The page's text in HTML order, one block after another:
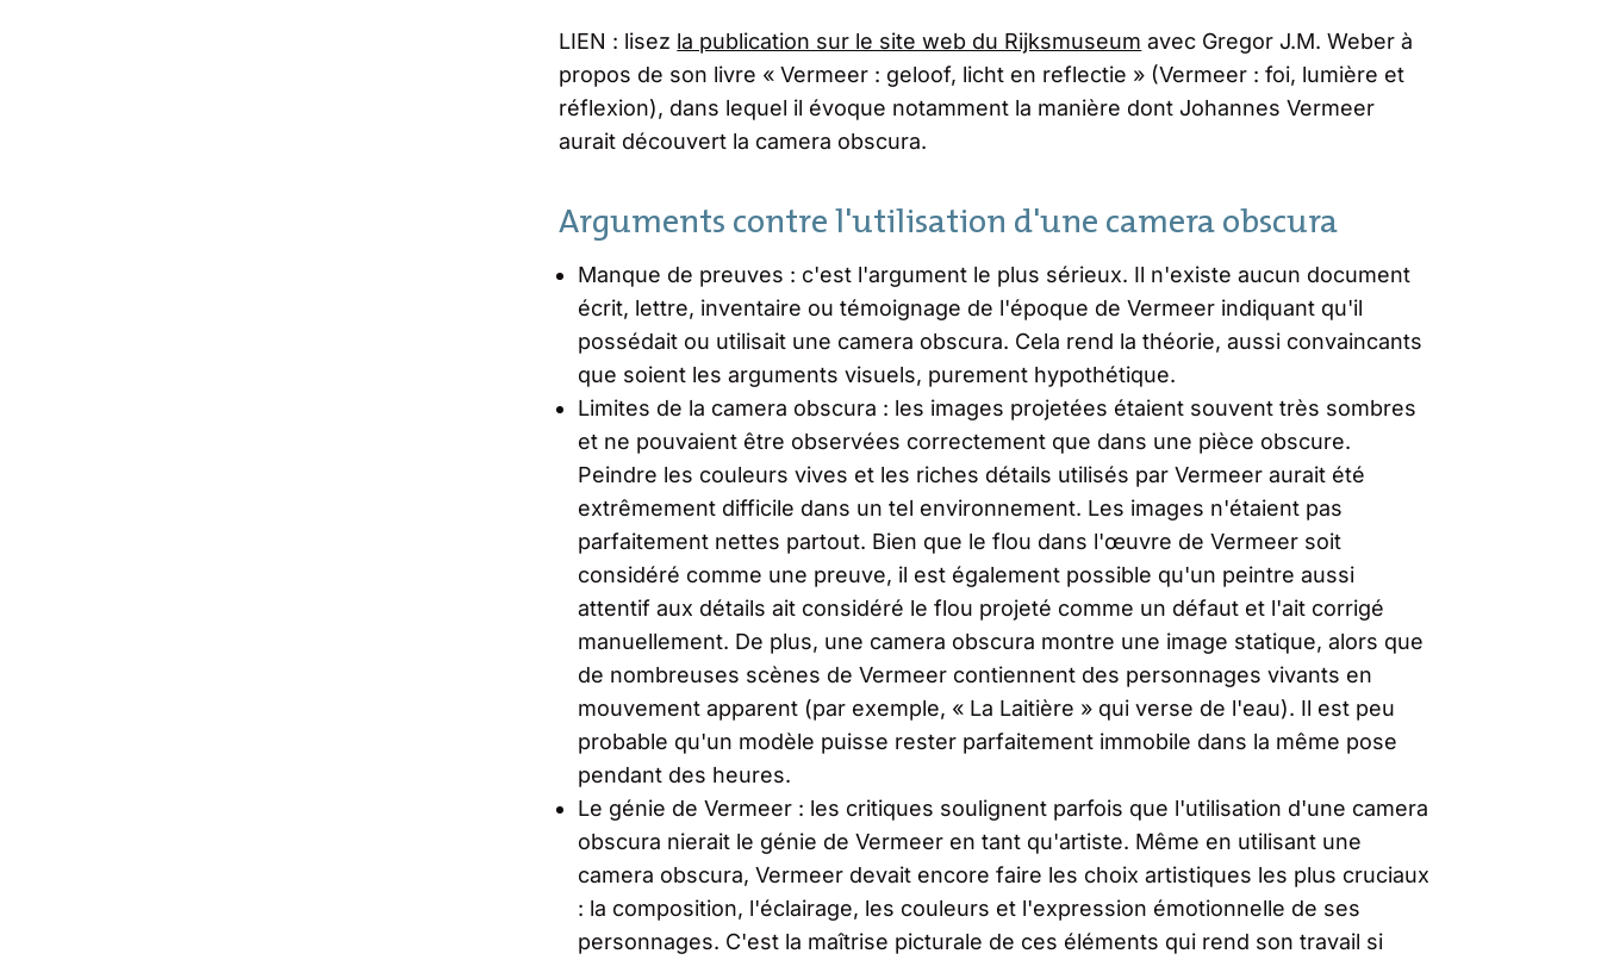
LIEN : lisez la publication sur le site web du Rijksmuseum avec Gregor J.M. Weber à
propos de son livre « Vermeer : geloof, licht en reflectie » (Vermeer : foi, lumière et
réflexion), dans lequel il évoque notamment la manière dont Johannes Vermeer
aurait découvert la camera obscura.
Arguments contre l'utilisation d'une camera obscura
Manque de preuves : c'est l'argument le plus sérieux. Il n'existe aucun document
écrit, lettre, inventaire ou témoignage de l'époque de Vermeer indiquant qu'il
possédait ou utilisait une camera obscura. Cela rend la théorie, aussi convaincants
que soient les arguments visuels, purement hypothétique.
Limites de la camera obscura : les images projetées étaient souvent très sombres
et ne pouvaient être observées correctement que dans une pièce obscure.
Peindre les couleurs vives et les riches détails utilisés par Vermeer aurait été
extrêmement difficile dans un tel environnement. Les images n'étaient pas
parfaitement nettes partout. Bien que le flou dans l'œuvre de Vermeer soit
considéré comme une preuve, il est également possible qu'un peintre aussi
attentif aux détails ait considéré le flou projeté comme un défaut et l'ait corrigé
manuellement. De plus, une camera obscura montre une image statique, alors que
de nombreuses scènes de Vermeer contiennent des personnages vivants en
mouvement apparent (par exemple, « La Laitière » qui verse de l'eau). Il est peu
probable qu'un modèle puisse rester parfaitement immobile dans la même pose
pendant des heures.
Le génie de Vermeer : les critiques soulignent parfois que l'utilisation d'une camera
obscura nierait le génie de Vermeer en tant qu'artiste. Même en utilisant une
camera obscura, Vermeer devait encore faire les choix artistiques les plus cruciaux
: la composition, l'éclairage, les couleurs et l'expression émotionnelle de ses
personnages. C'est la maîtrise picturale de ces éléments qui rend son travail si